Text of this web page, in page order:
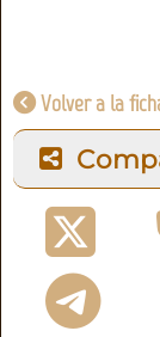
Volver a la